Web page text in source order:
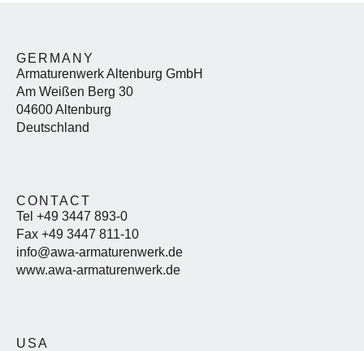
GERMANY
Armaturenwerk Altenburg GmbH
Am Weißen Berg 30
04600 Altenburg
Deutschland
CONTACT
Tel +49 3447 893-0
Fax +49 3447 811-10
info@awa-armaturenwerk.de
www.awa-armaturenwerk.de
USA